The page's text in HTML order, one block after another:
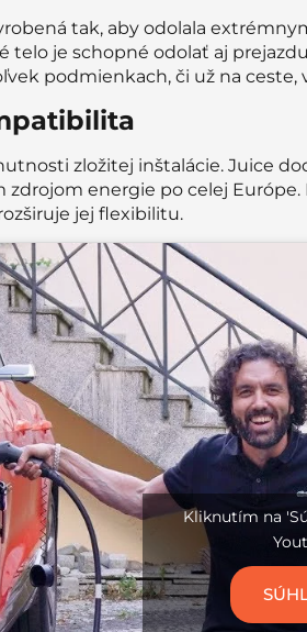
tak, aby odolala
telo je schopné odolať aj
podmienkach, či už na ceste,
zložitej inštalácie. Juice
energie po celej
jej flexibilitu.
Kliknutím na